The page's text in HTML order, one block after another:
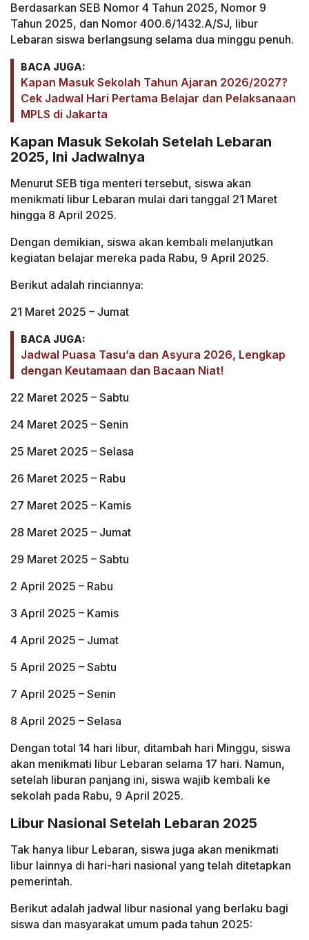
Berdasarkan SEB Nomor 4 Tahun 2025, Nomor 9
Tahun 2025, dan Nomor 400.6/1432.A/SJ, libur
Lebaran siswa berlangsung selama dua minggu penuh.
BACA JUGA:
Kapan Masuk Sekolah Tahun Ajaran 2026/2027?
Cek Jadwal Hari Pertama Belajar dan Pelaksanaan
MPLS di Jakarta
Kapan Masuk Sekolah Setelah Lebaran
2025, Ini Jadwalnya
Menurut SEB tiga menteri tersebut, siswa akan
menikmati libur Lebaran mulai dari tanggal 21 Maret
hingga 8 April 2025.
Dengan demikian, siswa akan kembali melanjutkan
kegiatan belajar mereka pada Rabu, 9 April 2025.
Berikut adalah rinciannya:
21 Maret 2025 – Jumat
BACA JUGA:
Jadwal Puasa Tasu’a dan Asyura 2026, Lengkap
dengan Keutamaan dan Bacaan Niat!
22 Maret 2025 – Sabtu
24 Maret 2025 – Senin
25 Maret 2025 – Selasa
26 Maret 2025 – Rabu
27 Maret 2025 – Kamis
28 Maret 2025 – Jumat
29 Maret 2025 – Sabtu
2 April 2025 – Rabu
3 April 2025 – Kamis
4 April 2025 – Jumat
5 April 2025 – Sabtu
7 April 2025 – Senin
8 April 2025 – Selasa
Dengan total 14 hari libur, ditambah hari Minggu, siswa
akan menikmati libur Lebaran selama 17 hari. Namun,
setelah liburan panjang ini, siswa wajib kembali ke
sekolah pada Rabu, 9 April 2025.
Libur Nasional Setelah Lebaran 2025
Tak hanya libur Lebaran, siswa juga akan menikmati
libur lainnya di hari-hari nasional yang telah ditetapkan
pemerintah.
Berikut adalah jadwal libur nasional yang berlaku bagi
siswa dan masyarakat umum pada tahun 2025: